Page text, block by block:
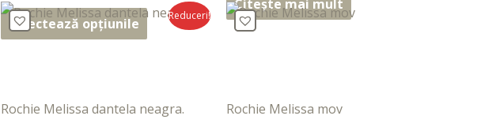
0
dinSelectează opțiunile
0
din
Citește mai mult
Reduceri!
Rochie Melissa dantela neagra. Rochie Melissa mov